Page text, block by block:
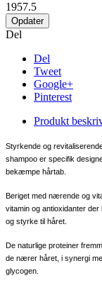
1957.5
Del
Del
Tweet
Google+
Pinterest
Produkt
Styrkende og
shampoo er specifik
bekæmpe hårtab.
Beriget med nærende og
vitamin og antioxidanter
og styrke til håret.
De naturlige proteiner
de nærer håret, i synergi
glycogen.